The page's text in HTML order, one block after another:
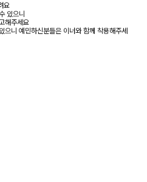
요
있으니
해주세요
으니 예민하신분들은 이너와 함께 착용해주세